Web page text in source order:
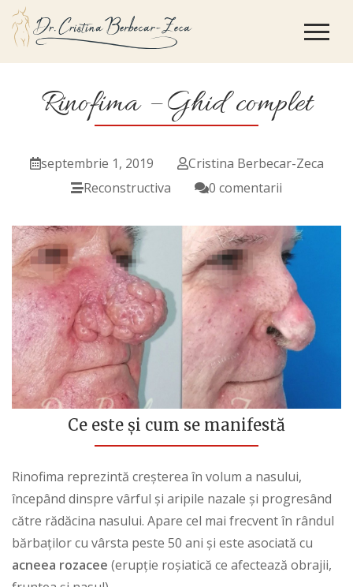
Rinofima – Ghid complet
septembrie 1, 2019
Cristina Berbecar-Zeca
Reconstructiva
0 comentarii
Ce este și cum se manifestă
Rinofima reprezintă creșterea în volum a nasului,
începând dinspre vârful și aripile nazale și progresând
către rădăcina nasului. Apare cel mai frecvent în rândul
bărbaților cu vârsta peste 50 ani și este asociată cu
acneea rozacee (erupție roșiatică ce afectează obrajii,